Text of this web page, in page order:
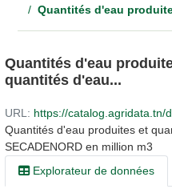
Quantités d'eau
Quantités d'eau
quantités d'eau...
URL: https://catalog.agridata.tn/dataset/c62cdc63-795b-46c2-826d-f942b2bae4f0/resource/6b37e7bd-70a7-
Quantités d'eau produites et
SECADENORD en million m3
Explorateur de données